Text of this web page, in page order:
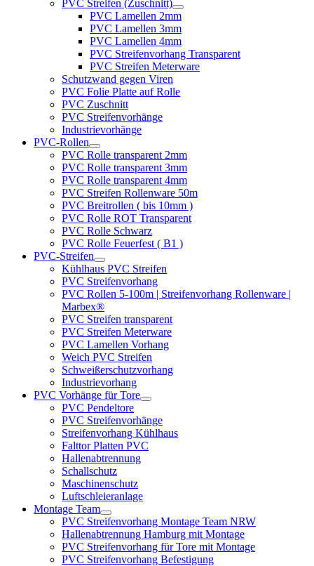
PVC Streifen (Zuschnitt)
PVC Lamellen 2mm
PVC Lamellen 3mm
PVC Lamellen 4mm
PVC Streifenvorhang Transparent
PVC Streifen Meterware
Schutzwand gegen Viren
PVC Folie Platte auf Rolle
PVC Zuschnitt
PVC Streifenvorhänge
Industrievorhänge
PVC-Rollen
PVC Rolle transparent 2mm
PVC Rolle transparent 3mm
PVC Rolle transparent 4mm
PVC Streifen Rollenware 50m
PVC Breitrollen ( bis 10mm )
PVC Rolle ROT Transparent
PVC Rolle Schwarz
PVC Rolle Feuerfest ( B1 )
PVC-Streifen
Kühlhaus PVC Streifen
PVC Streifenvorhang
PVC Rollen 5-100m | Streifenvorhang Rollenware |
Marbex®
PVC Streifen transparent
PVC Streifen Meterware
PVC Lamellen Vorhang
Weich PVC Streifen
Schweißerschutzvorhang
Industrievorhang
PVC Vorhänge für Tore
PVC Pendeltore
PVC Streifenvorhänge
Streifenvorhang Kühlhaus
Falttor Platten PVC
Hallenabtrennung
Schallschutz
Maschinenschutz
Luftschleieranlage
Montage Team
PVC Streifenvorhang Montage Team NRW
Hallenabtrennung Hamburg mit Montage
PVC Streifenvorhang für Tore mit Montage
PVC Streifenvorhang Befestigung